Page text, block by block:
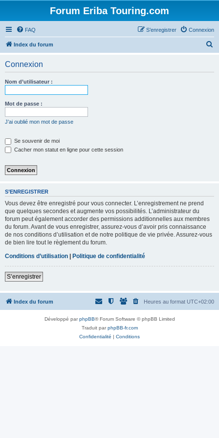
Forum Eriba Touring.com
FAQ Connexion
S’enregistrer
Index du forum
Connexion
Nom d’utilisateur :
Mot de passe :
J’ai oublié mon mot de passe
Se souvenir de moi
Cacher mon statut en ligne pour cette session
S’ENREGISTRER
Vous devez être enregistré pour vous connecter. L’enregistrement ne prend
que quelques secondes et augmente vos possibilités. L’administrateur du
forum peut également accorder des permissions additionnelles aux membres
du forum. Avant de vous enregistrer, assurez-vous d’avoir pris connaissance
de nos conditions d’utilisation et de notre politique de vie privée. Assurez-vous
de bien lire tout le règlement du forum.
Conditions d’utilisation | Politique de confidentialité
S’enregistrer
Index du forum Heures au format UTC+02:00
Développé parphpBB® Forum Software © phpBB Limited
Traduit parphpBB-fr.com
Confidentialité | Conditions